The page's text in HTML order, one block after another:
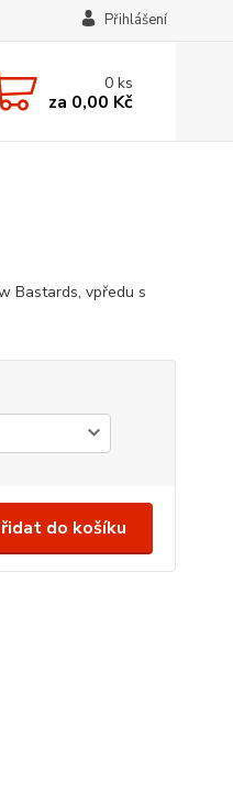
Přihlášení
0ks
za 0,00 Kč
Bastards, vpředu s
do košíku